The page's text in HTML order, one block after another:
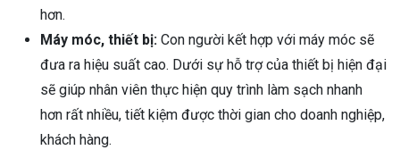
hơn.
Máy móc, thiết bị: Con người kết hợp với máy móc sẽ
đưa ra hiệu suất cao. Dưới sự hỗ trợ của thiết bị hiện đại
sẽ giúp nhân viên thực hiện quy trình làm sạch nhanh
hơn rất nhiều, tiết kiệm được thời gian cho doanh nghiệp,
khách hàng.